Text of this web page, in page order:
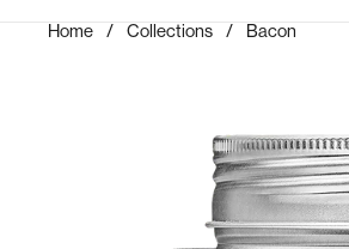
Home / Collections / Bacon